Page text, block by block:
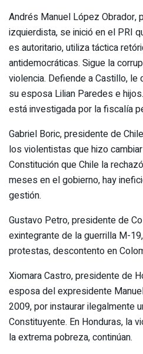
Andrés Manuel López Obrador,
izquierdista, se inició en el PRI
es autoritario, utiliza táctica
antidemocráticas. Sigue la
violencia. Defiende a Castillo,
su esposa Lilian Paredes e
está investigada por la fiscalía
Gabriel Boric, presidente de
los violentistas que hizo
Constitución que Chile la
meses en el gobierno, hay
gestión.
Gustavo Petro, presidente de
exintegrante de la guerrilla M-
protestas, descontento en
Xiomara Castro, presidente de
esposa del expresidente
2009, por instaurar ilegalmente
Constituyente. En Honduras, la
la extrema pobreza, continúan.